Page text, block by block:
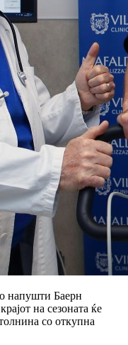
напушти Баерн
на сезоната ќе
со откупна